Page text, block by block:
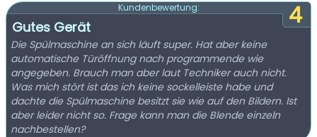
4
Kundenbewertung:
Gutes Gerät
Die Spülmaschine an sich läuft super. Hat aber keine
automatische Türöffnung nach programmende wie
angegeben. Brauch man aber laut Techniker auch nicht.
Was mich stört ist das ich keine sockelleiste habe und
dachte die Spülmaschine besitzt sie wie auf den Bildern. Ist
aber leider nicht so. Frage kann man die Blende einzeln
nachbestellen?